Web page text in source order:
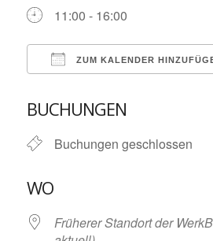
11:00 - 16:00
ZUM KALENDER
BUCHUNGEN
Buchungen geschlossen
WO
Früherer Standort der